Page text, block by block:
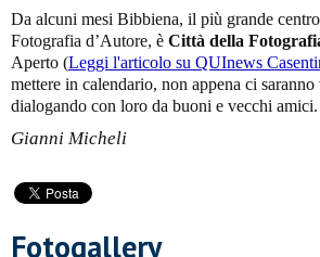
Da alcuni mesi Bibbiena, il più grande
Fotografia d’Autore, è Città della
Aperto (Leggi l'articolo su QUInews
mettere in calendario, non appena ci
dialogando con loro da buoni e vecchi
Gianni Micheli
Fotogallery